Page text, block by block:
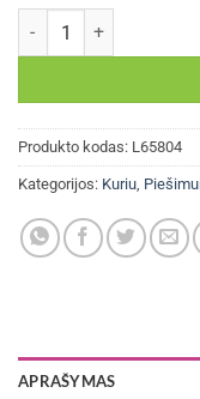
produkto kiekis: Disney
Produkto kodas: L65804
Kategorijos: Kuriu
APRAŠYMAS